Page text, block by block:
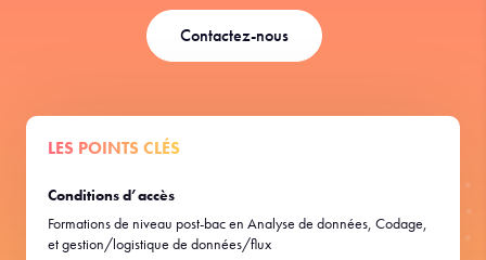
Contactez-nous
LES POINTS CLÉS
Conditions d’accès
Formations de niveau post-bac en Analyse de données, Codage,
et gestion/logistique de données/flux